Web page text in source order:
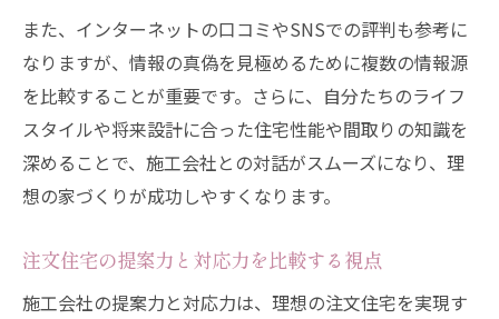
また、インターネットの口コミやSNSでの評判も参考に
なりますが、情報の真偽を見極めるために複数の情報源
を比較することが重要です。さらに、自分たちのライフ
スタイルや将来設計に合った住宅性能や間取りの知識を
深めることで、施工会社との対話がスムーズになり、理
想の家づくりが成功しやすくなります。
注文住宅の提案力と対応力を比較する視点
施工会社の提案力と対応力は、理想の注文住宅を実現す